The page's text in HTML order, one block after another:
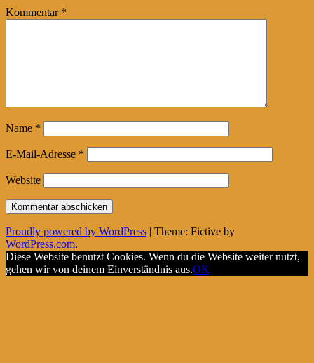
Kommentar *
Name *
E-Mail-Adresse *
Website
Proudly powered by WordPress | Theme: Fictive by
WordPress.com.
Diese Website benutzt Cookies. Wenn du die Website weiter nutzt,
gehen wir von deinem Einverständnis aus.OK